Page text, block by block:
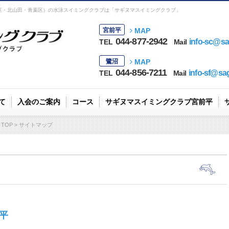
北山田・青葉区）の水泳スイミングクラブは「サギヌマスイミングクラブ」
宮前平
MAP
TEL 044-877-2942 Mail info-
鷺沼
MAP
TEL 044-856-7211 Mail info-
入会のご案内 コース サギヌマスイミングクラブ宮前平
コース案内
コーチ紹介
送迎バス
見学・無料体験
TOP サイトマップ